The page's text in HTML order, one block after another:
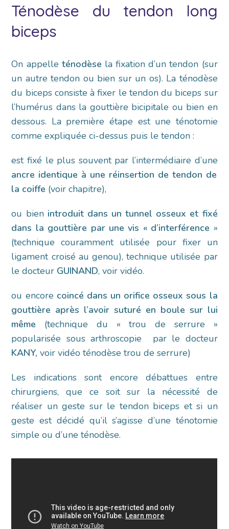
Ténodèse du tendon long
biceps
On appelle ténodèse la fixation d’un tendon (sur
un autre tendon ou bien sur un os). La ténodèse
du biceps consiste à fixer le tendon du biceps sur
l’humérus dans la gouttière bicipitale ou bien en
dessous. La première étape est une ténotomie
comme expliquée ci-dessus puis le tendon :
est fixé le plus souvent par l’intermédiaire d’une
ancre identique à une réinsertion de tendon de
la coiffe (voir chapitre),
ou bienintroduit dans un tunnel osseux et fixé
dans la gouttière par une vis « d’interférence »
(technique couramment utilisée pour fixer un
ligament croisé au genou), technique utilisée par
le docteur GUINAND, voir vidéo.
ou encore coincé dans un orifice osseux sous la
gouttière après l’avoir suturé en boule sur lui
même (technique du « trou de serrure »
popularisée sous arthroscopie par le docteur
KANY, voir vidéo ténodèse trou de serrure)
Les indications sont encore débattues entre
chirurgiens, que ce soit sur la nécessité de
réaliser un geste sur le tendon biceps et si un
geste est décidé qu’il s’agisse d’une ténotomie
simple ou d’une ténodèse.